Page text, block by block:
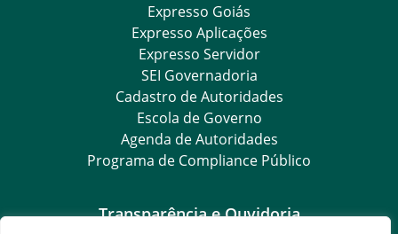
Expresso Goiás
Expresso Aplicações
Expresso Servidor
SEI Governadoria
Cadastro de Autoridades
Escola de Governo
Agenda de Autoridades
Programa de Compliance Público
Transparência e Ouvidoria